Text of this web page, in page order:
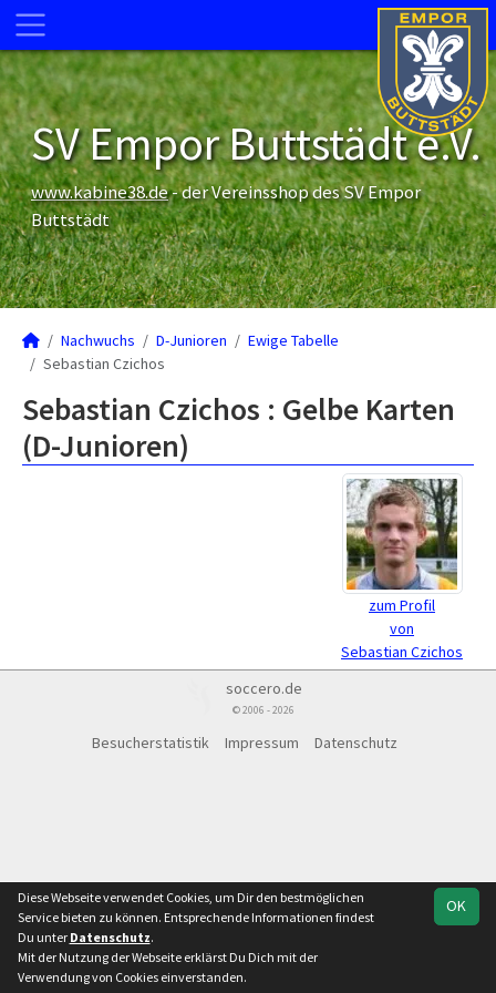
SV Empor Buttstädt e.V.
www.kabine38.de- der Vereinsshop des SV Empor
Buttstädt
Nachwuchs D-Junioren
Ewige Tabelle
Sebastian Czichos
Sebastian Czichos : Gelbe Karten
(D-Junioren)
zum Profil
von
Sebastian Czichos
soccero.de
© 2006 - 2026
Besucherstatistik Impressum Datenschutz
OK
Diese Webseite verwendet Cookies, um Dir den bestmöglichen
Service bieten zu können. Entsprechende Informationen findest
Du unter Datenschutz.
Mit der Nutzung der Webseite erklärst Du Dich mit der
Verwendung von Cookies einverstanden.